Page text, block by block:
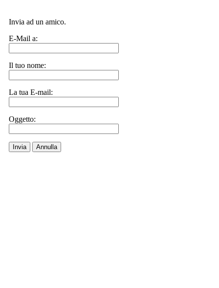
Invia ad un amico.
E-Mail a:
Il tuo nome:
La tua E-mail:
Oggetto:
Invia Annulla